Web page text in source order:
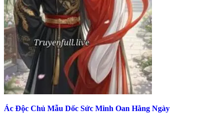
Ác Độc Chủ Mẫu Dốc Sức Minh Oan Hằng Ngày